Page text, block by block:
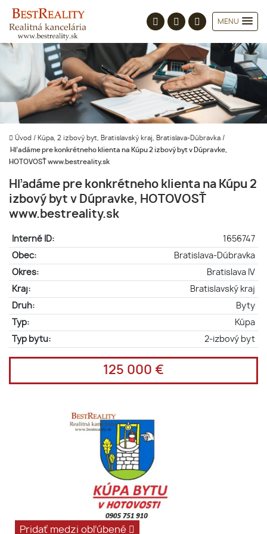
MENU
Úvod / Kúpa, 2 izbový byt, Bratislavský kraj, Bratislava-Dúbravka /
Hľadáme pre konkrétneho klienta na Kúpu 2 izbový byt v Dúpravke,
HOTOVOSŤ www.bestreality.sk
Hľadáme pre konkrétneho klienta na Kúpu 2
izbový byt v Dúpravke, HOTOVOSŤ
www.bestreality.sk
Interné ID:
1656747
Obec:
Bratislava-Dúbravka
Okres:
Bratislava IV
Kraj:
Bratislavský kraj
Druh:
Byty
Typ:
Kúpa
Typ bytu:
2-izbový byt
125 000 €
Pridať medzi obľúbené